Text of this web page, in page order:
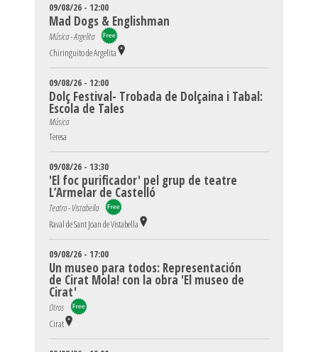
09/08/26 - 12:00
Mad Dogs & Englishman
Música - Argelita
Chiringuito de Argelita
09/08/26 - 12:00
Dolç Festival- Trobada de Dolçaina i Tabal:
Escola de Tales
Música
Teresa
09/08/26 - 13:30
'El foc purificador' pel grup de teatre
L’Armelar de Castelló
Teatro - Vistabella
Raval de Sant Joan de Vistabella
09/08/26 - 17:00
Un museo para todos: Representación
de Cirat Mola! con la obra 'El museo de
Cirat'
Otros
Cirat